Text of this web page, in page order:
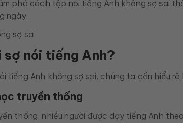
phá cách tập nói tiếng Anh không sợ sai
ngày.
nói tiếng Anh?
tiếng Anh không sợ sai, chúng ta cần hiểu
truyền thống
thống, nhiều người được dạy tiếng Anh